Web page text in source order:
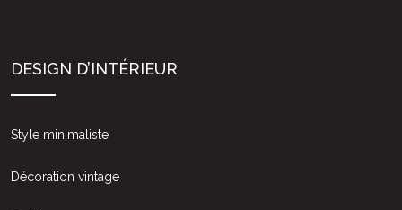
DESIGN D’INTÉRIEUR
Style minimaliste
Décoration vintage